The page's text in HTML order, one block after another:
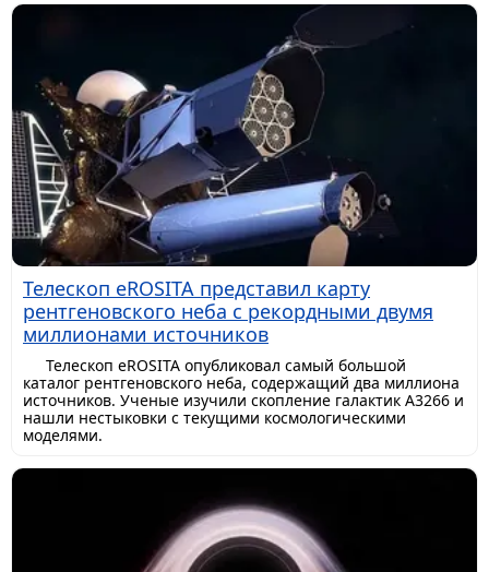
Телескоп eROSITA представил карту
рентгеновского неба с рекордными двумя
миллионами источников
Телескоп eROSITA опубликовал самый большой
каталог рентгеновского неба, содержащий два миллиона
источников. Ученые изучили скопление галактик A3266 и
нашли нестыковки с текущими космологическими
моделями.